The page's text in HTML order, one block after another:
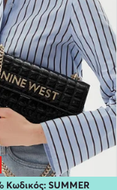
Κωδικός: SUMMER